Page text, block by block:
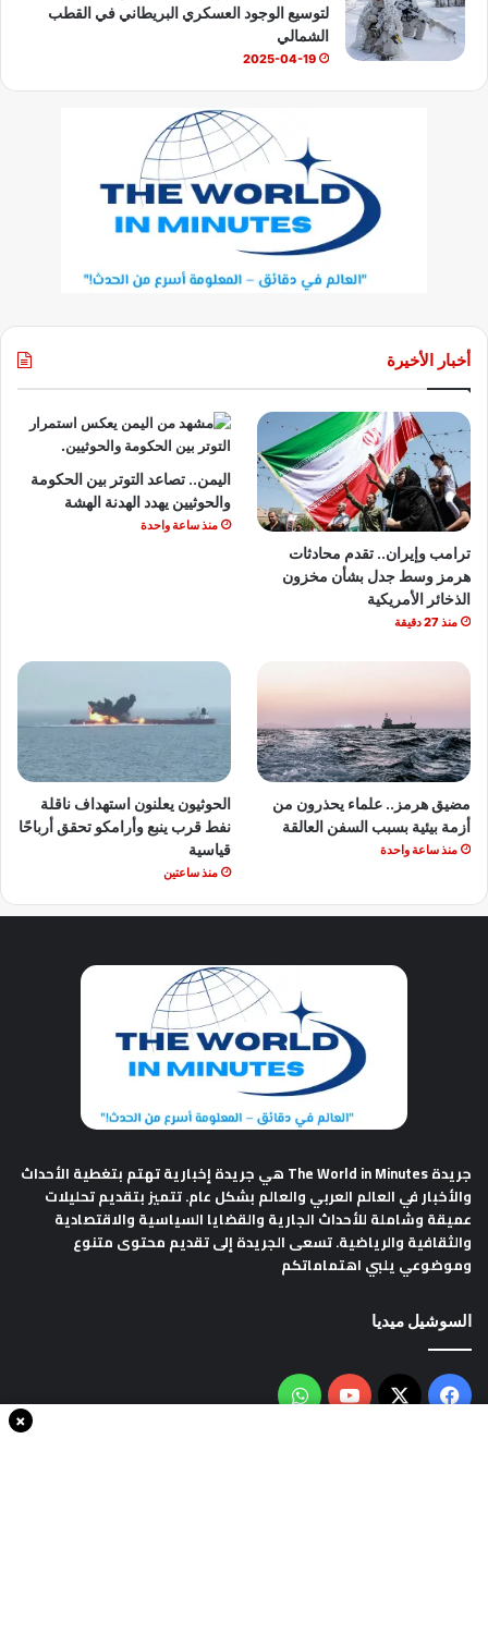
لتوسيع الوجود العسكري البريطاني في القطب
الشمالي
2025-04-19
أخبار الأخيرة
ترامب وإيران.. تقدم محادثات
هرمز وسط جدل بشأن مخزون
الذخائر الأمريكية
منذ 27 دقيقة
اليمن.. تصاعد التوتر بين الحكومة
والحوثيين يهدد الهدنة الهشة
منذ ساعة واحدة
مضيق هرمز.. علماء يحذرون من
أزمة بيئية بسبب السفن العالقة
منذ ساعة واحدة
الحوثيون يعلنون استهداف ناقلة
نفط قرب ينبع وأرامكو تحقق أرباحًا
قياسية
منذ ساعتين
جريدة The World in Minutes
هي جريدة إخبارية تهتم بتغطية الأحداث
والأخبار في العالم العربي والعالم بشكل عام. تتميز بتقديم تحليلات
عميقة وشاملة للأحداث الجارية والقضايا السياسية والاقتصادية
والثقافية والرياضية. تسعى الجريدة إلى تقديم محتوى متنوع
وموضوعي يلبي اهتماماتكم
السوشيل ميديا
فيسبوك
‫X
‫YouTubeواتساب
×